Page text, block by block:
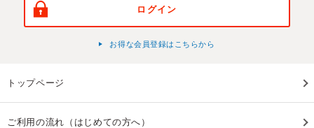
ログイン
お得な会員登録はこちらから
トップページ
ご利用の流れ（はじめての方へ）